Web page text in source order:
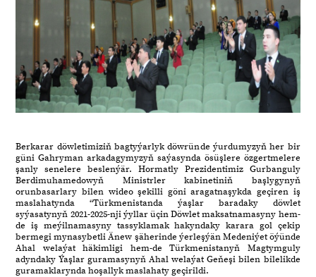
Berkarar döwletimiziň bagtyýarlyk döwründe ýurdumyzyň her bir
güni Gahryman arkadagymyzyň saýasynda ösüşlere özgertmelere
şanly senelere beslenýär. Hormatly Prezidentimiz Gurbanguly
Berdimuhamedowyň Ministrler kabinetiniň başlygynyň
orunbasarlary bilen wideo şekilli göni aragatnaşykda geçiren iş
maslahatynda “Türkmenistanda ýaşlar baradaky döwlet
syýasatynyň 2021-2025-nji ýyllar üçin Döwlet maksatnamasyny hem-
de iş meýilnamasyny tassyklamak hakyndaky karara gol çekip
bermegi mynasybetli Änew şäherinde ýerleşýän Medeniýet öýünde
Ahal welaýat häkimligi hem-de Türkmenistanyň Magtymguly
adyndaky Ýaşlar guramasynyň Ahal welaýat Geňeşi bilen bilelikde
guramaklarynda hoşallyk maslahaty geçirildi.